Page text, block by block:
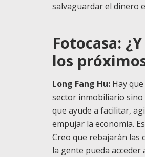
salvaguardar el dinero
Fotocasa:
los
Long Fang Hu: Hay
sector inmobiliario sino
que ayude a facilitar,
empujar la economía.
Creo que rebajarán las
la gente pueda